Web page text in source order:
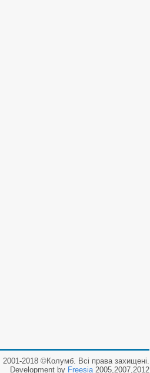
2001-2018 ©Колумб. Всі права захищені.
Development by Freesia2005,2007,2012